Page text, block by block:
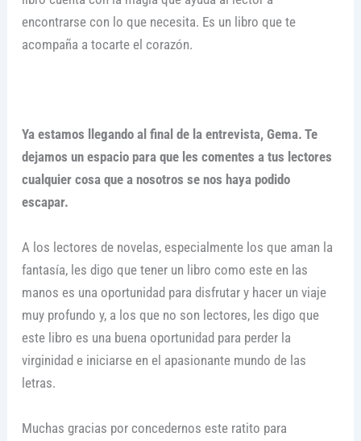
encontrarse con lo que necesita. Es un libro que te
acompaña a tocarte el corazón.
Ya estamos llegando al final de la entrevista, Gema. Te
dejamos un espacio para que les comentes a tus lectores
cualquier cosa que a nosotros se nos haya podido
escapar.
A los lectores de novelas, especialmente los que aman la
fantasía, les digo que tener un libro como este en las
manos es una oportunidad para disfrutar y hacer un viaje
muy profundo y, a los que no son lectores, les digo que
este libro es una buena oportunidad para perder la
virginidad e iniciarse en el apasionante mundo de las
letras.
Muchas gracias por concedernos este ratito para